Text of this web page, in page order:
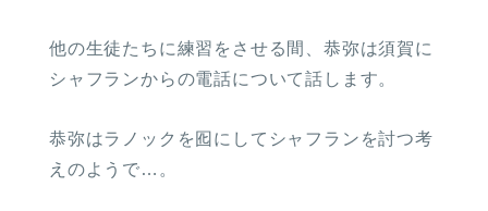
他の生徒たちに練習をさせる間、恭弥は須賀に
シャフランからの電話について話します。
恭弥はラノックを囮にしてシャフランを討つ考
えのようで…。